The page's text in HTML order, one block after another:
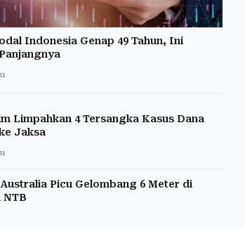
Indonesia Genap 49 Tahun, Ini
Limpahkan 4 Tersangka Kasus Dana
Jaksa
Picu Gelombang 6 Meter di
NTB